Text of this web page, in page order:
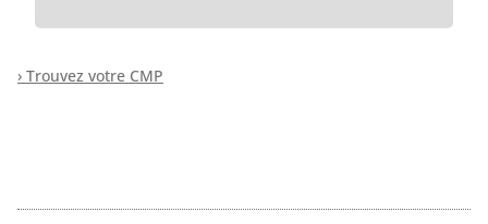
› Trouvez votre CMP